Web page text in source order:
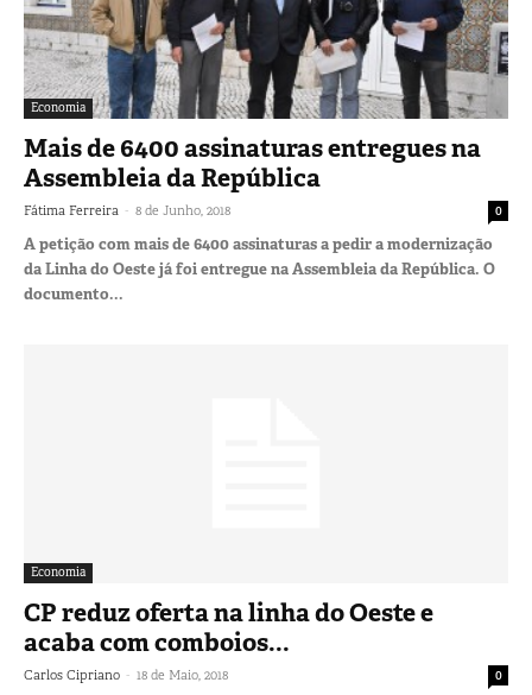
Economia
Mais de 6400 assinaturas entregues na
Assembleia da República
Fátima Ferreira - 8 de Junho, 2018 0
A petição com mais de 6400 assinaturas a pedir a modernização
da Linha do Oeste já foi entregue na Assembleia da República. O
documento...
Economia
CP reduz oferta na linha do Oeste e
acaba com comboios...
Carlos Cipriano - 18 de Maio, 2018 0